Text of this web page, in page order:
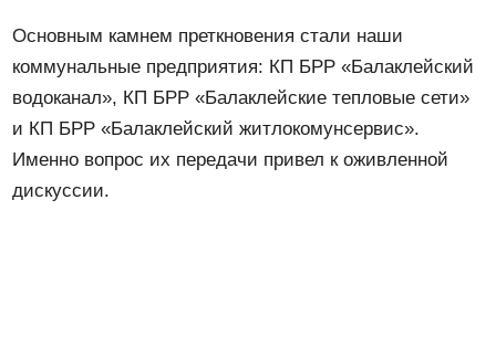
Основным камнем преткновения стали наши
коммунальные предприятия: КП БРР «Балаклейский
водоканал», КП БРР «Балаклейские тепловые сети»
и КП БРР «Балаклейский житлокомунсервис».
Именно вопрос их передачи привел к оживленной
дискуссии.